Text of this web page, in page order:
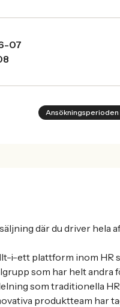
07
Ansökningsperioden
där du driver hela
i-ett plattform inom HR
som har helt
som traditionella
produktteam har